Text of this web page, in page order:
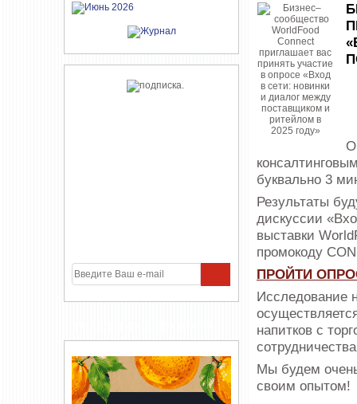
буквально 3
Результаты
дискуссии
выставки
промокоду
ПРОЙТИ
Исследование
напитков с
Мы будем
своим опытом!